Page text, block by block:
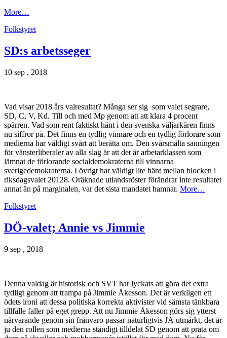
More…
Folkstyret
SD:s arbetsseger
10 sep , 2018
Vad visar 2018 års valresultat? Många ser sig som valet segrare,
SD, C, V, Kd. Till och med Mp genom att att klara 4 procent
spärren. Vad som rent faktiskt hänt i den svenska väljarkåren finns
nu siffror på. Det finns en tydlig vinnare och en tydlig förlorare som
medierna har väldigt svårt att berätta om. Den svårsmälta sanningen
för vänsterliberaler av alla slag är att det är arbetarklassen som
lämnat de förlorande socialdemokraterna till vinnarna
sverigedemokraterna. I övrigt har väldigt lite hänt mellan blocken i
riksdagsvalet 20128. Oräknade utlandsröster förändrar inte resultatet
annat än på marginalen, var det sista mandatet hamnar. More…
Folkstyret
DÖ-valet; Annie vs Jimmie
9 sep , 2018
Denna valdag är historisk och SVT har lyckats att göra det extra
tydligt genom att trampa på Jimmie Åkesson. Det är verkligen ett
ödets ironi att dessa politiska korrekta aktivister vid sämsta tänkbara
tillfälle faller på eget grepp. Att nu Jimmie Åkesson görs sig ytterst
närvarande genom sin frånvaro passar naturligtvis JÅ utmärkt, det är
ju den rollen som medierna ständigt tilldelat SD genom att prata om